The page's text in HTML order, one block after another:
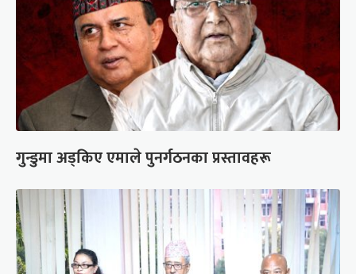
गुन्डुमा अड्किए एमाले पुनर्गठनका प्रस्तावहरू